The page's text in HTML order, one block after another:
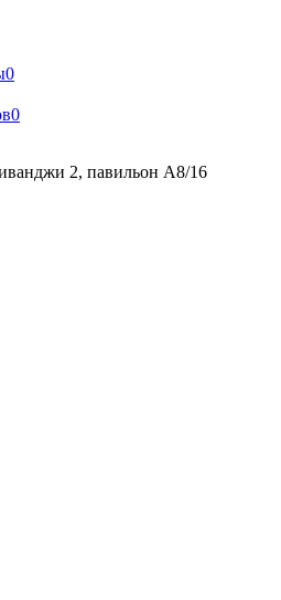
0
0
2, павильон А8/16